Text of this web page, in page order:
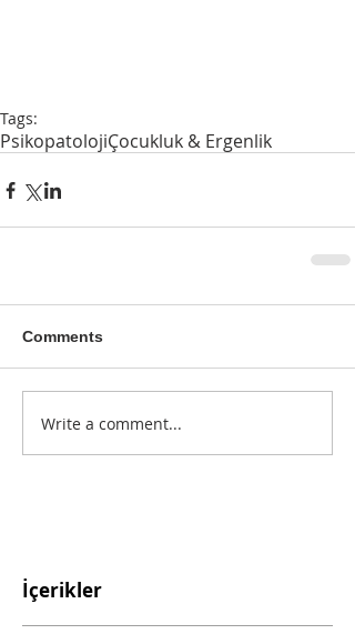
Tags:
PsikopatolojiÇocukluk & Ergenlik
Comments
Write a comment...
İçerikler